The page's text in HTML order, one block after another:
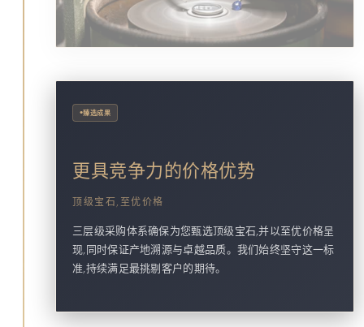
•臻选成果
更具竞争力的价格优势
顶级宝石,至优价格
三层级采购体系确保为您甄选顶级宝石,并以至优价格呈
现,同时保证产地溯源与卓越品质。我们始终坚守这一标
准,持续满足最挑剔客户的期待。